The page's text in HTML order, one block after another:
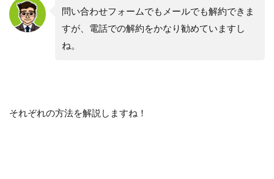
問い合わせフォームでもメールでも解約できま
すが、電話での解約をかなり勧めていますし
ね。
それぞれの方法を解説しますね！